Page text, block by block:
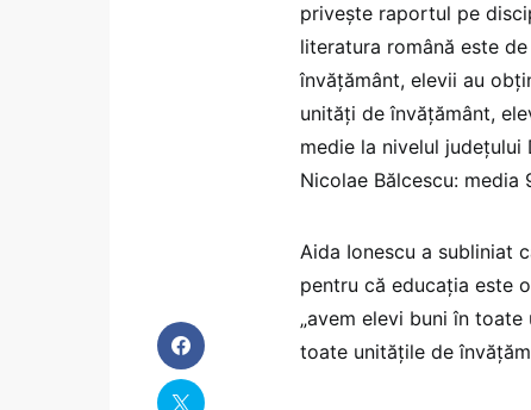
privește raportul pe
literatura română este
învățământ, elevii au
unități de învățământ,
medie la nivelul
Nicolae Bălcescu: media
Aida Ionescu a subliniat
pentru că educația este
„avem elevi buni în
toate unitățile de